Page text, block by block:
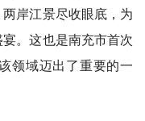
岸江景尽收眼底，为
。这也是南充市首次
领域迈出了重要的一